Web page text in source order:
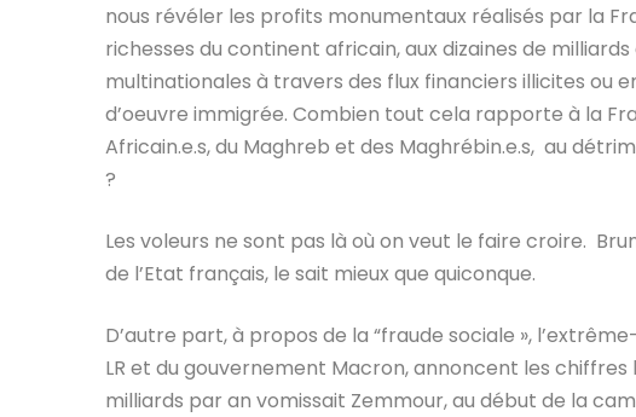
nous révéler les profits monumentaux réalisés par la
richesses du continent africain, aux dizaines de
multinationales à travers des flux financiers illicites ou
d’oeuvre immigrée. Combien tout cela rapporte à la
Africain.e.s, du Maghreb et des Maghrébin.e.s, au
?
Les voleurs ne sont pas là où on veut le faire croire.
de l’Etat français, le sait mieux que quiconque.
D’autre part, à propos de la “fraude sociale »,
LR et du gouvernement Macron, annoncent les
milliards par an vomissait Zemmour, au début de la